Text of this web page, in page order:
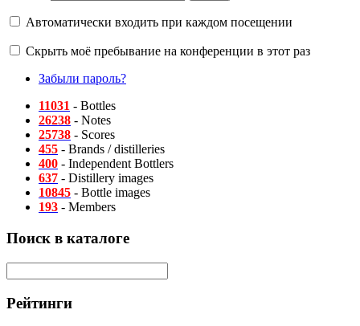
Автоматически входить при каждом посещении
Скрыть моё пребывание на конференции в этот раз
Забыли пароль?
11031 - Bottles
26238 - Notes
25738 - Scores
455 - Brands / distilleries
400 - Independent Bottlers
637 - Distillery images
10845 - Bottle images
193 - Members
Поиск в каталоге
Рейтинги